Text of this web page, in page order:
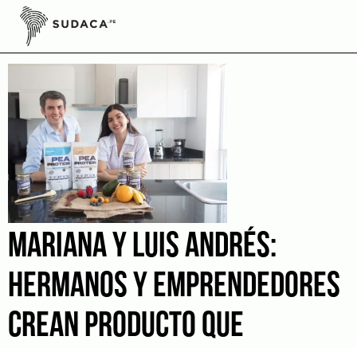
Skip
contentDesnutrición crónica infantil
MARIANA Y LUIS ANDRÉS:
HERMANOS Y EMPRENDEDORES
CREAN PRODUCTO QUE